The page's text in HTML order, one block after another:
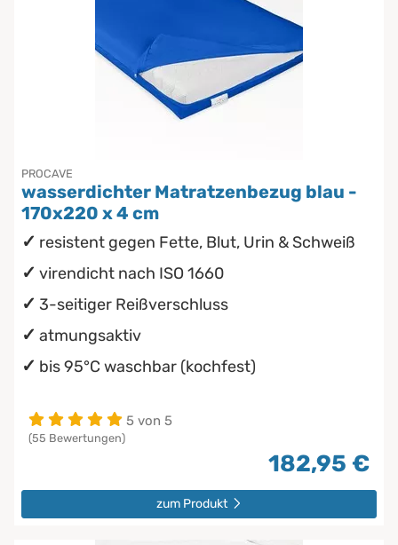
PROCAVE
wasserdichter Matratzenbezug blau -
170x220 x 4 cm
resistent gegen Fette, Blut, Urin & Schweiß
virendicht nach ISO 1660
3-seitiger Reißverschluss
atmungsaktiv
bis 95°C waschbar (kochfest)
5 von 5
(55 Bewertungen)
182,95 €
zum Produkt